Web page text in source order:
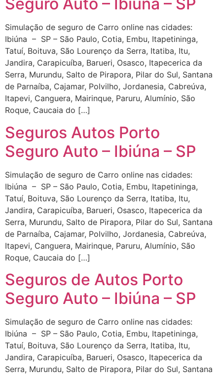
Seguro Auto – Ibiúna – SP
Simulação de seguro de Carro online nas cidades:
Ibiúna – SP – São Paulo, Cotia, Embu, Itapetininga,
Tatuí, Boituva, São Lourenço da Serra, Itatiba, Itu,
Jandira, Carapicuíba, Barueri, Osasco, Itapecerica da
Serra, Murundu, Salto de Pirapora, Pilar do Sul, Santana
de Parnaíba, Cajamar, Polvilho, Jordanesia, Cabreúva,
Itapevi, Canguera, Mairinque, Paruru, Alumínio, São
Roque, Caucaia do […]
Seguros Autos Porto
Seguro Auto – Ibiúna – SP
Simulação de seguro de Carro online nas cidades:
Ibiúna – SP – São Paulo, Cotia, Embu, Itapetininga,
Tatuí, Boituva, São Lourenço da Serra, Itatiba, Itu,
Jandira, Carapicuíba, Barueri, Osasco, Itapecerica da
Serra, Murundu, Salto de Pirapora, Pilar do Sul, Santana
de Parnaíba, Cajamar, Polvilho, Jordanesia, Cabreúva,
Itapevi, Canguera, Mairinque, Paruru, Alumínio, São
Roque, Caucaia do […]
Seguros de Autos Porto
Seguro Auto – Ibiúna – SP
Simulação de seguro de Carro online nas cidades:
Ibiúna – SP – São Paulo, Cotia, Embu, Itapetininga,
Tatuí, Boituva, São Lourenço da Serra, Itatiba, Itu,
Jandira, Carapicuíba, Barueri, Osasco, Itapecerica da
Serra, Murundu, Salto de Pirapora, Pilar do Sul, Santana